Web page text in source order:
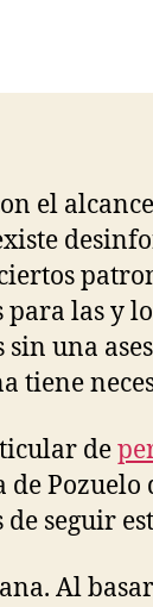
el
para las y
una
tiene
de
de
seguir
Al